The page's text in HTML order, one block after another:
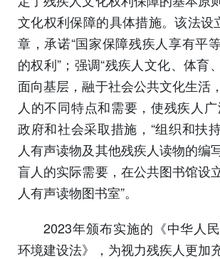
文化权利保障的具体措施。该法设
章，承诺“国家保障残疾人享有平
的权利”；强调“残疾人文化、体育
面向基层，融于社会公共文化生活
人的不同特点和需要，使残疾人
政府和社会采取措施，“组织和扶
人有声读物及其他残疾人读物的编
盲人的实际需要，在公共图书馆设
人有声读物图书室”。
2023年颁布实施的《中华人
环境建设法》，为视力残疾人更加